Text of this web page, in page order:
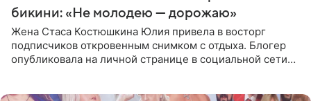
бикини: «Не молодею — дорожаю»
Жена Стаса Костюшкина Юлия привела в восторг
подписчиков откровенным снимком с отдыха. Блогер
опубликовала на личной странице в социальной сети